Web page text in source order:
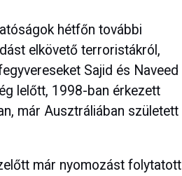
hétfőn további
elkövető terroristákról,
Sajid és Naveed
lelőtt, 1998-ban érkezett
már Ausztráliában született
már nyomozást folytatott